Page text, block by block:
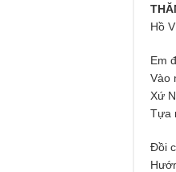
Hồ
Em
Vào
Xứ
Tựa
Đồi